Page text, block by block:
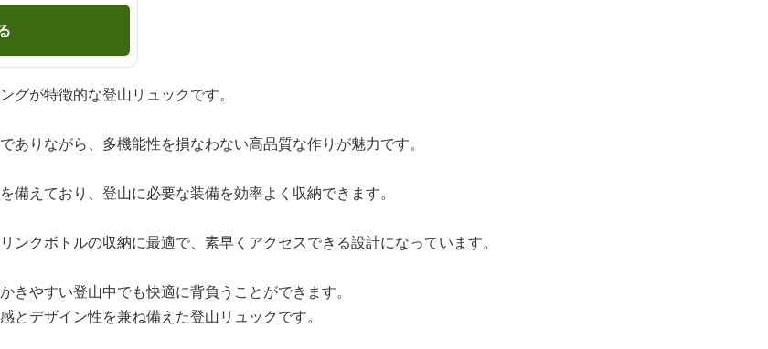
グが特徴的な登山リュックです。
ありながら、多機能性を損なわない高品質な作りが魅力です。
備えており、登山に必要な装備を効率よく収納できます。
ンクボトルの収納に最適で、素早くアクセスできる設計になっています。
きやすい登山中でも快適に背負うことができます。
とデザイン性を兼ね備えた登山リュックです。